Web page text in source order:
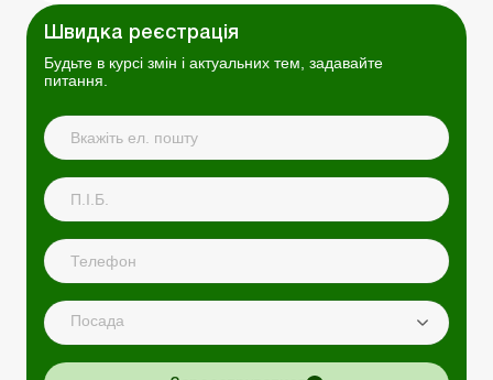
Швидка реєстрація
Будьте в курсі змін і актуальних тем, задавайте
питання.
Посада